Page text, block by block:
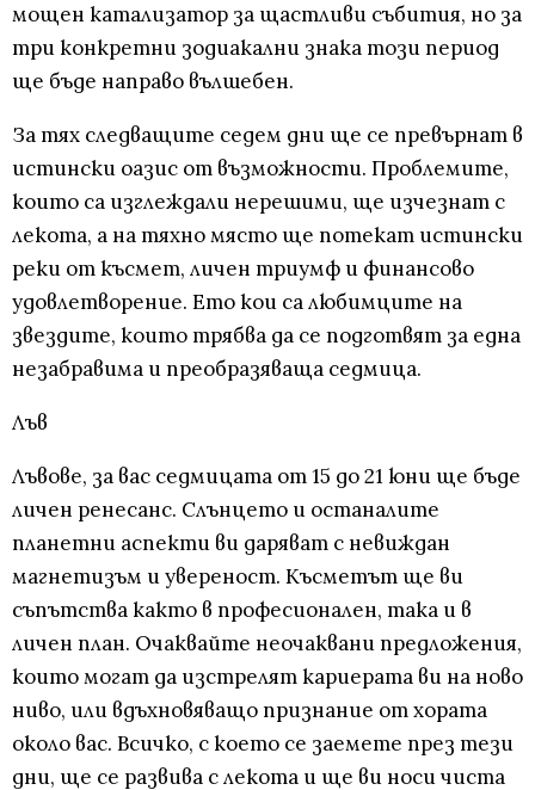
мощен катализатор за щастливи събития, но за
три конкретни зодиакални знака този период
ще бъде направо вълшебен.
За тях следващите седем дни ще се превърнат в
истински оазис от възможности. Проблемите,
които са изглеждали нерешими, ще изчезнат с
лекота, а на тяхно място ще потекат истински
реки от късмет, личен триумф и финансово
удовлетворение. Ето кои са любимците на
звездите, които трябва да се подготвят за една
незабравима и преобразяваща седмица.
Лъв
Лъвове, за вас седмицата от 15 до 21 юни ще бъде
личен ренесанс. Слънцето и останалите
планетни аспекти ви даряват с невиждан
магнетизъм и увереност. Късметът ще ви
съпътства както в професионален, така и в
личен план. Очаквайте неочаквани предложения,
които могат да изстрелят кариерата ви на ново
ниво, или вдъхновяващо признание от хората
около вас. Всичко, с което се заемете през тези
дни, ще се развива с лекота и ще ви носи чиста